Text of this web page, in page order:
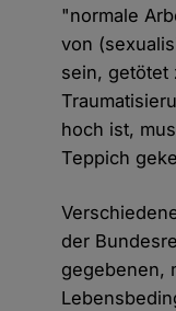
"normale
von
sein, getötet
hoch ist,
Teppich
der
gegebenen,